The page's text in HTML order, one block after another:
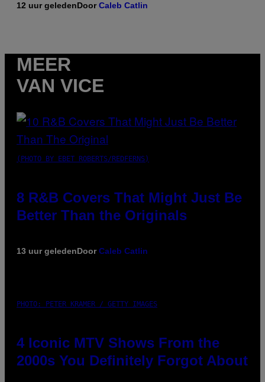
12 uur geledenDoorCaleb Catlin
MEER
VAN VICE
(PHOTO BY EBET ROBERTS/REDFERNS)
8 R&B Covers That Might Just Be
Better Than the Originals
13 uur geledenDoorCaleb Catlin
PHOTO: PETER KRAMER / GETTY IMAGES
4 Iconic MTV Shows From the
2000s You Definitely Forgot About